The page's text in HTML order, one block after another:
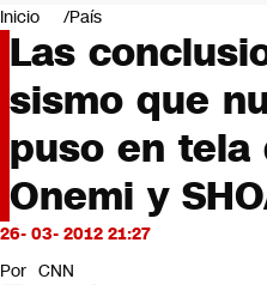
Negocios
Deportes
Programas completos
Cultura
Servicios
Bits
CNN tiempo
Futuro 360
Inicio País
Las
sismo que
puso en
Onemi y
26- 03- 2012 21:27
Por CNN